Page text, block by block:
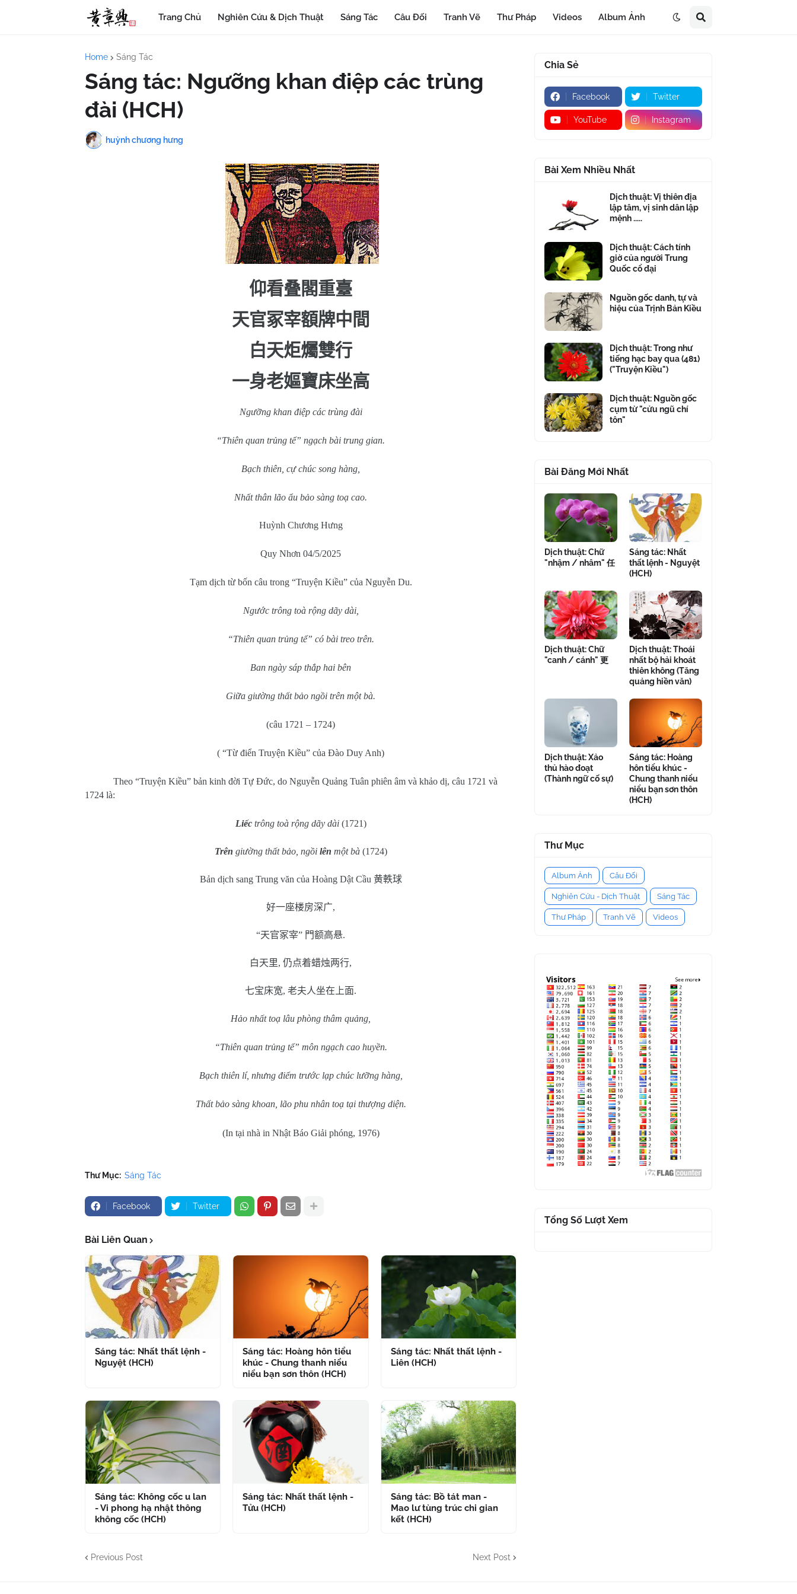
Trang Chủ Nghiên Cứu & Dịch Thuật Sáng Tác Câu Đối Tranh Vẽ Thư Pháp Videos Album Ảnh
Home Sáng Tác
Sáng tác: Ngưỡng khan điệp các trùng
đài (HCH)
huỳnh chương hưng
仰看叠閣重臺
天官冢宰額牌中間
白天炬爥雙行
一身老嫗寶床坐高
Ngưỡng khan điệp các trùng đài
“Thiên quan trủng tể” ngạch bài trung gian.
Bạch thiên, cự chúc song hàng,
Nhất thân lão ẩu bảo sàng toạ cao.
Huỳnh Chương Hưng
Quy Nhơn 04/5/2025
Tạm dịch từ bốn câu trong “Truyện Kiều” của Nguyễn Du.
Ngước trông toà rộng dãy dài,
“Thiên quan trủng tể” có bài treo trên.
Ban ngày sáp thắp hai bên
Giữa giường thất bảo ngồi trên một bà.
(câu 1721 – 1724)
( “Từ điển Truyện Kiều” của Đào Duy Anh)
Theo “Truyện Kiều” bản kinh đời Tự Đức, do Nguyễn Quảng Tuân phiên âm và khảo dị, câu 1721 và
1724 là:
Liếc trông toà rộng dãy dài(1721)
Trên giường thất bảo, ngồi lên một bà(1724)
Bản dịch sang Trung văn của Hoàng Dật Cầu 黄軼球
好一座楼房深广,
“天官冢宰” 門额高悬.
白天里, 仍点着蜡烛两行,
七宝床宽, 老夫人坐在上面.
Hảo nhất toạ lâu phòng thâm quảng,
“Thiên quan trủng tể” môn ngạch cao huyền.
Bạch thiên lí, nhưng điểm trước lạp chúc lưỡng hàng,
Thất bảo sàng khoan, lão phu nhân toạ tại thượng diện.
(In tại nhà in Nhật Báo Giải phóng, 1976)
Thư Mục: Sáng Tác
Facebook Twitter
Bài Liên Quan
Sáng tác: Nhất thất lệnh -
Nguyệt (HCH)
Sáng tác: Hoàng hôn tiểu
khúc - Chung thanh niểu
niểu bạn sơn thôn (HCH)
Sáng tác: Nhất thất lệnh -
Liên (HCH)
Sáng tác: Không cốc u lan
- Vi phong hạ nhật thông
không cốc (HCH)
Sáng tác: Nhất thất lệnh -
Tửu (HCH)
Sáng tác: Bồ tát man -
Mao lư tùng trúc chi gian
kết (HCH)
Previous Post Next Post
Chia Sẻ
Facebook Twitter
YouTube Instagram
Bài Xem Nhiều Nhất
Dịch thuật: Vị thiên địa
lập tâm, vị sinh dân lập
mệnh .....
Dịch thuật: Cách tính
giờ của người Trung
Quốc cổ đại
Nguồn gốc danh, tự và
hiệu của Trịnh Bản Kiều
Dịch thuật: Trong như
tiếng hạc bay qua (481)
("Truyện Kiều")
Dịch thuật: Nguồn gốc
cụm từ "cửu ngũ chí
tôn"
Bài Đăng Mới Nhất
Dịch thuật: Chữ
"nhậm / nhâm" 任
Sáng tác: Nhất
thất lệnh - Nguyệt
(HCH)
Dịch thuật: Chữ
"canh / cánh" 更
Dịch thuật: Thoái
nhất bộ hải khoát
thiên không (Tăng
quảng hiền văn)
Dịch thuật: Xảo
thủ hào đoạt
(Thành ngữ cố sự)
Sáng tác: Hoàng
hôn tiểu khúc -
Chung thanh niểu
niểu bạn sơn thôn
(HCH)
Thư Mục
Album Ảnh Câu Đối
Nghiên Cứu - Dịch Thuật Sáng Tác
Thư Pháp Tranh Vẽ Videos
Tổng Số Lượt Xem